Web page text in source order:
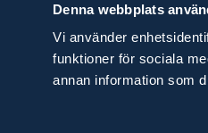
Denna webbplats
Vi använder
funktioner för sociala
annan information som